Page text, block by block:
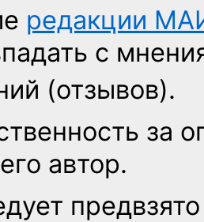
редакции
с
(отзывов).
за
автор.